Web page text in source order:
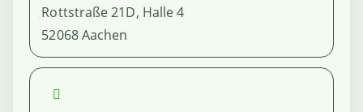
Rottstraße 21D, Halle 4
52068 Aachen